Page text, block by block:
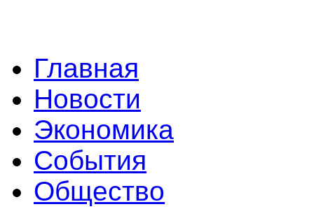
Главная
Новости
Экономика
События
Общество